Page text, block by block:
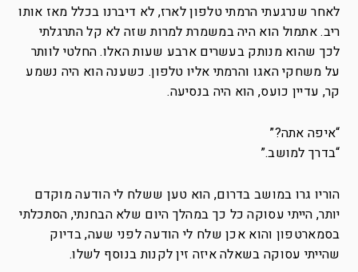
לאחר שנרגעתי הרמתי טלפון לארז, לא דיברנו בכלל מאז אותו
ריב. אתמול הוא היה במשמרת למרות שזה לא קל התרגלתי
לכך שהוא מנותק בעשרים ארבע שעות האלו.החלטי לוותר
על משחקי האגו והרמתי אליו טלפון. כשענה הוא היה נשמע
קר, עדיין כועס, הוא היה בנסיעה.
“איפה אתה?”
“בדרך למושב.”
הוריו גרו במושב בדרום, הוא טען ששלח לי הודעה מוקדם
יותר, הייתי עסוקה כל כך במהלך היום שלא הבחנתי, הסתכלתי
בסמארטפון והוא אכן שלח לי הודעה לפני שעה, בדיוק
שהייתי עסוקה בשאלה איזה זין לקנות בנוסף לשלו.